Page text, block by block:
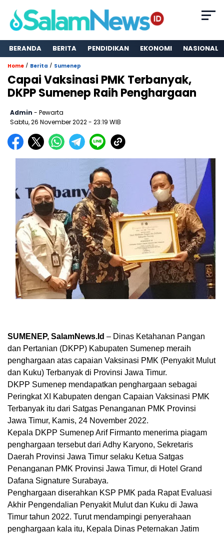
BERANDA BERITA PENDIDIKAN EKONOMI NASIONAL
Home / Berita / Sumenep
Capai Vaksinasi PMK Terbanyak,
DKPP Sumenep Raih Penghargaan
Admin - Pewarta
Sabtu, 26 November 2022- 23:19 WIB
SUMENEP, SalamNews.Id – Dinas Ketahanan Pangan
dan Pertanian (DKPP) Kabupaten Sumenep meraih
penghargaan atas capaian Vaksinasi PMK (Penyakit Mulut
dan Kuku) Terbanyak di Provinsi Jawa Timur.
DKPP Sumenep mendapatkan penghargaan sebagai
Peringkat XI Kabupaten dengan Capaian Vaksinasi PMK
Terbanyak itu dari Satgas Penanganan PMK Provinsi
Jawa Timur, Kamis, 24 November 2022.
Kepala DKPP Sumenep Arif Firmanto menerima piagam
penghargaan tersebut dari Adhy Karyono, Sekretaris
Daerah Provinsi Jawa Timur selaku Ketua Satgas
Penanganan PMK Provinsi Jawa Timur, di Hotel Grand
Dafana Signature Surabaya.
Penghargaan diserahkan KSP PMK pada Rapat Evaluasi
Akhir Pengendalian Penyakit Mulut dan Kuku di Jawa
Timur tahun 2022. Turut mendampingi penyerahaan
penghargaan kala itu, Kepala Dinas Peternakan Jatim